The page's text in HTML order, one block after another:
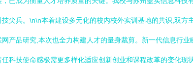
尖兵。\n\n本着建设多元化的校内校外实训基地的共识,双方
产品研究,本次也全力构建人才的量身裁剪。新一代信息行
科技使命感极需更多样化适应创新创业和课程改革的变化现